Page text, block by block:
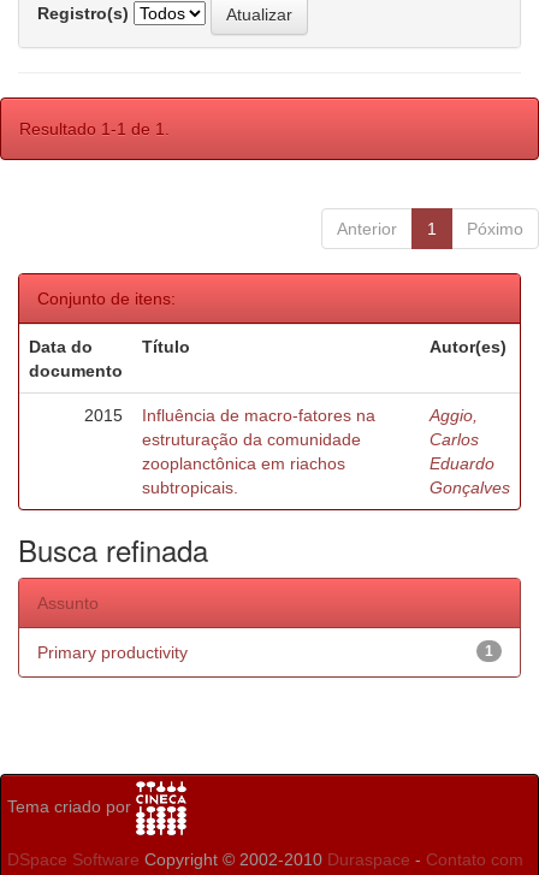
Registro(s)
Resultado 1-1 de 1.
Anterior 1 Póximo
Conjunto de itens:
Data do
documento
Título Autor(es)
2015
Influência de macro-fatores na
estruturação da comunidade
zooplanctônica em riachos
subtropicais.
Aggio,
Carlos
Eduardo
Gonçalves
Busca refinada
Assunto
1
Primary productivity
Tema criado por
DSpace Software Copyright © 2002-2010 Duraspace - Contato com